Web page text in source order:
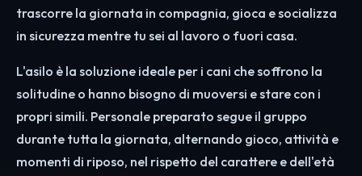
trascorre la giornata in compagnia, gioca e socializza
in sicurezza mentre tu sei al lavoro o fuori casa.
L'asilo è la soluzione ideale per i cani che soffrono la
solitudine o hanno bisogno di muoversi e stare con i
propri simili. Personale preparato segue il gruppo
durante tutta la giornata, alternando gioco, attività e
momenti di riposo, nel rispetto del carattere e dell'età